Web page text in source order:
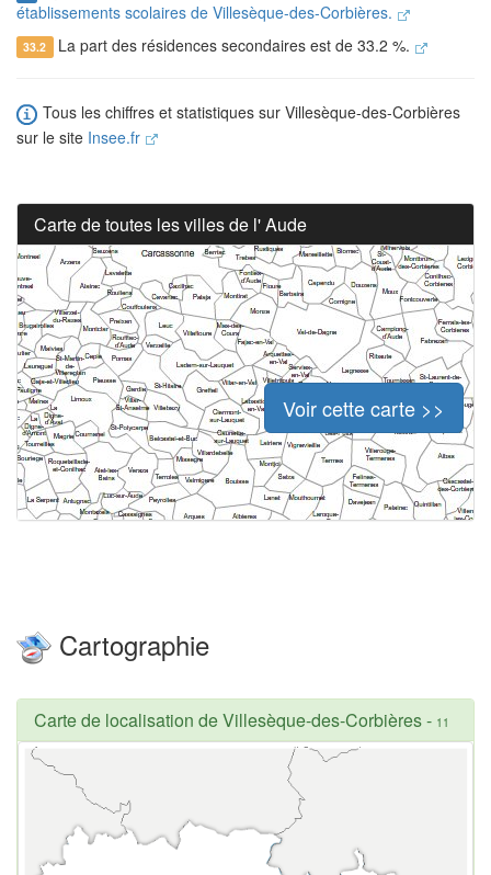
établissements scolaires de Villesèque-des-Corbières.
33.2 La part des résidences secondaires est de 33.2 %.
Tous les chiffres et statistiques sur Villesèque-des-Corbières
sur le site Insee.fr
Carte de toutes les villes de l' Aude
Voir cette carte >>
Cartographie
Carte de localisation de Villesèque-des-Corbières- 11